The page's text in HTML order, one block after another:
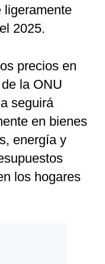
ligeramente
2025.
precios en
la ONU
seguirá
en bienes
energía y
los hogares